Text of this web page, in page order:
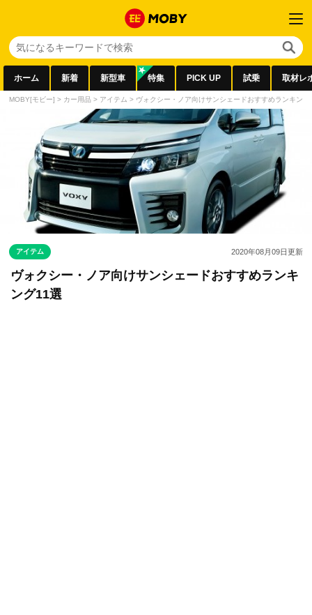
ホーム 新着 新型車 特集 PICK UP 試乗 取材レ
MOBY[モビー] > カー用品 > アイテム > ヴォクシー・ノア向けサンシェードおすすめランキング
アイテム 2020年08月09日更新
ヴォクシー・ノア向けサンシェードおすすめランキ
ング11選